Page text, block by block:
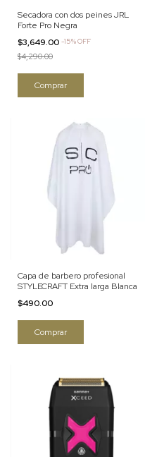
Secadora con dos peines JRL
Forte Pro Negra
$3,649.00 -15%OFF
$4,290.00
Capa de barbero profesional
STYLECRAFT Extra larga Blanca
$490.00